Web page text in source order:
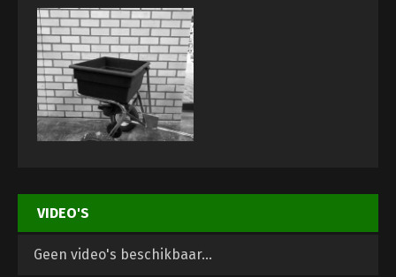
VIDEO'S
Geen video's beschikbaar...